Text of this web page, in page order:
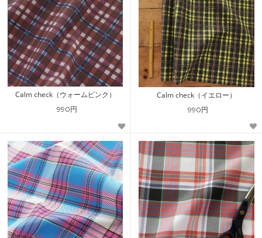
Calm check（ウォームピンク）
990円
Calm check（イエロー）
990円